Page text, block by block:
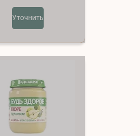
Уточнить